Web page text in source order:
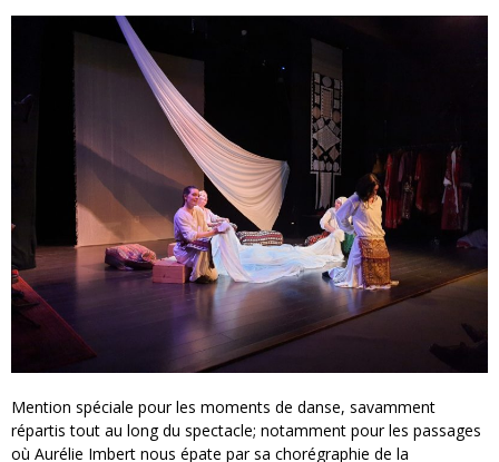
Mention spéciale pour les moments de danse, savamment
répartis tout au long du spectacle; notamment pour les passages
où Aurélie Imbert nous épate par sa chorégraphie de la